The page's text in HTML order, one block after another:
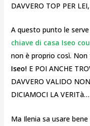
DAVVERO TOP PER
A questo punto le
chiave di casa Iseo
non è proprio così.
Iseo! E POI ANCHE
DAVVERO VALIDO
DICIAMOCI LA VERITà…
Ma Ilenia sa usare